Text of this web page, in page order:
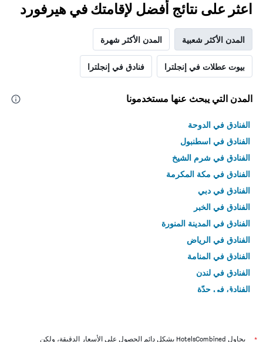
اعثر على نتائج أفضل لإقامتك في هيرفورد
المدن الأكثر شعبية المدن الأكثر شهرة
بيوت عطلات في إنجلترا فنادق في إنجلترا
المدن التي يبحث عنها مستخدمونا
الفنادق في الدوحة
الفنادق في اسطنبول
الفنادق في شرم الشيخ
الفنادق في مكة المكرمة
الفنادق في دبي
الفنادق في الخبر
الفنادق في المدينة المنورة
الفنادق في الرياض
الفنادق في المنامة
الفنادق في لندن
الفنادق في جدّة
يحاول HotelsCombined بشكل دائم الحصول على الأسعار الدقيقة، ولكن